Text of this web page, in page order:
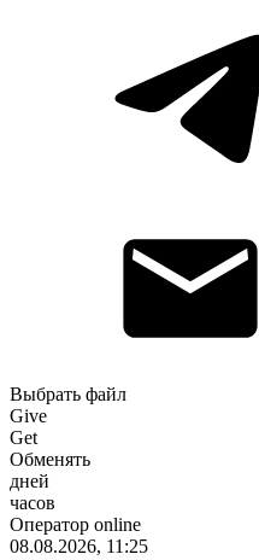
Выбрать файл
Give
Get
Обменять
дней
часов
Оператор online
08.08.2026, 11:25